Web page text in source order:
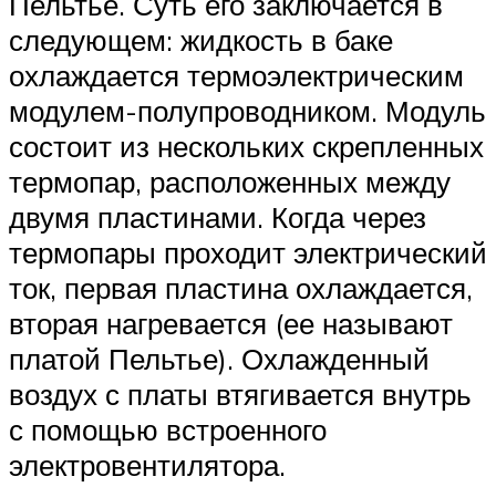
следующем: жидкость в баке
охлаждается термоэлектрическим
модулем-полупроводником. Модуль
состоит из нескольких скрепленных
термопар, расположенных между
двумя пластинами. Когда через
термопары проходит электрический
ток, первая пластина охлаждается,
вторая нагревается (ее называют
платой Пельтье). Охлажденный
воздух с платы втягивается внутрь
с помощью встроенного
электровентилятора.